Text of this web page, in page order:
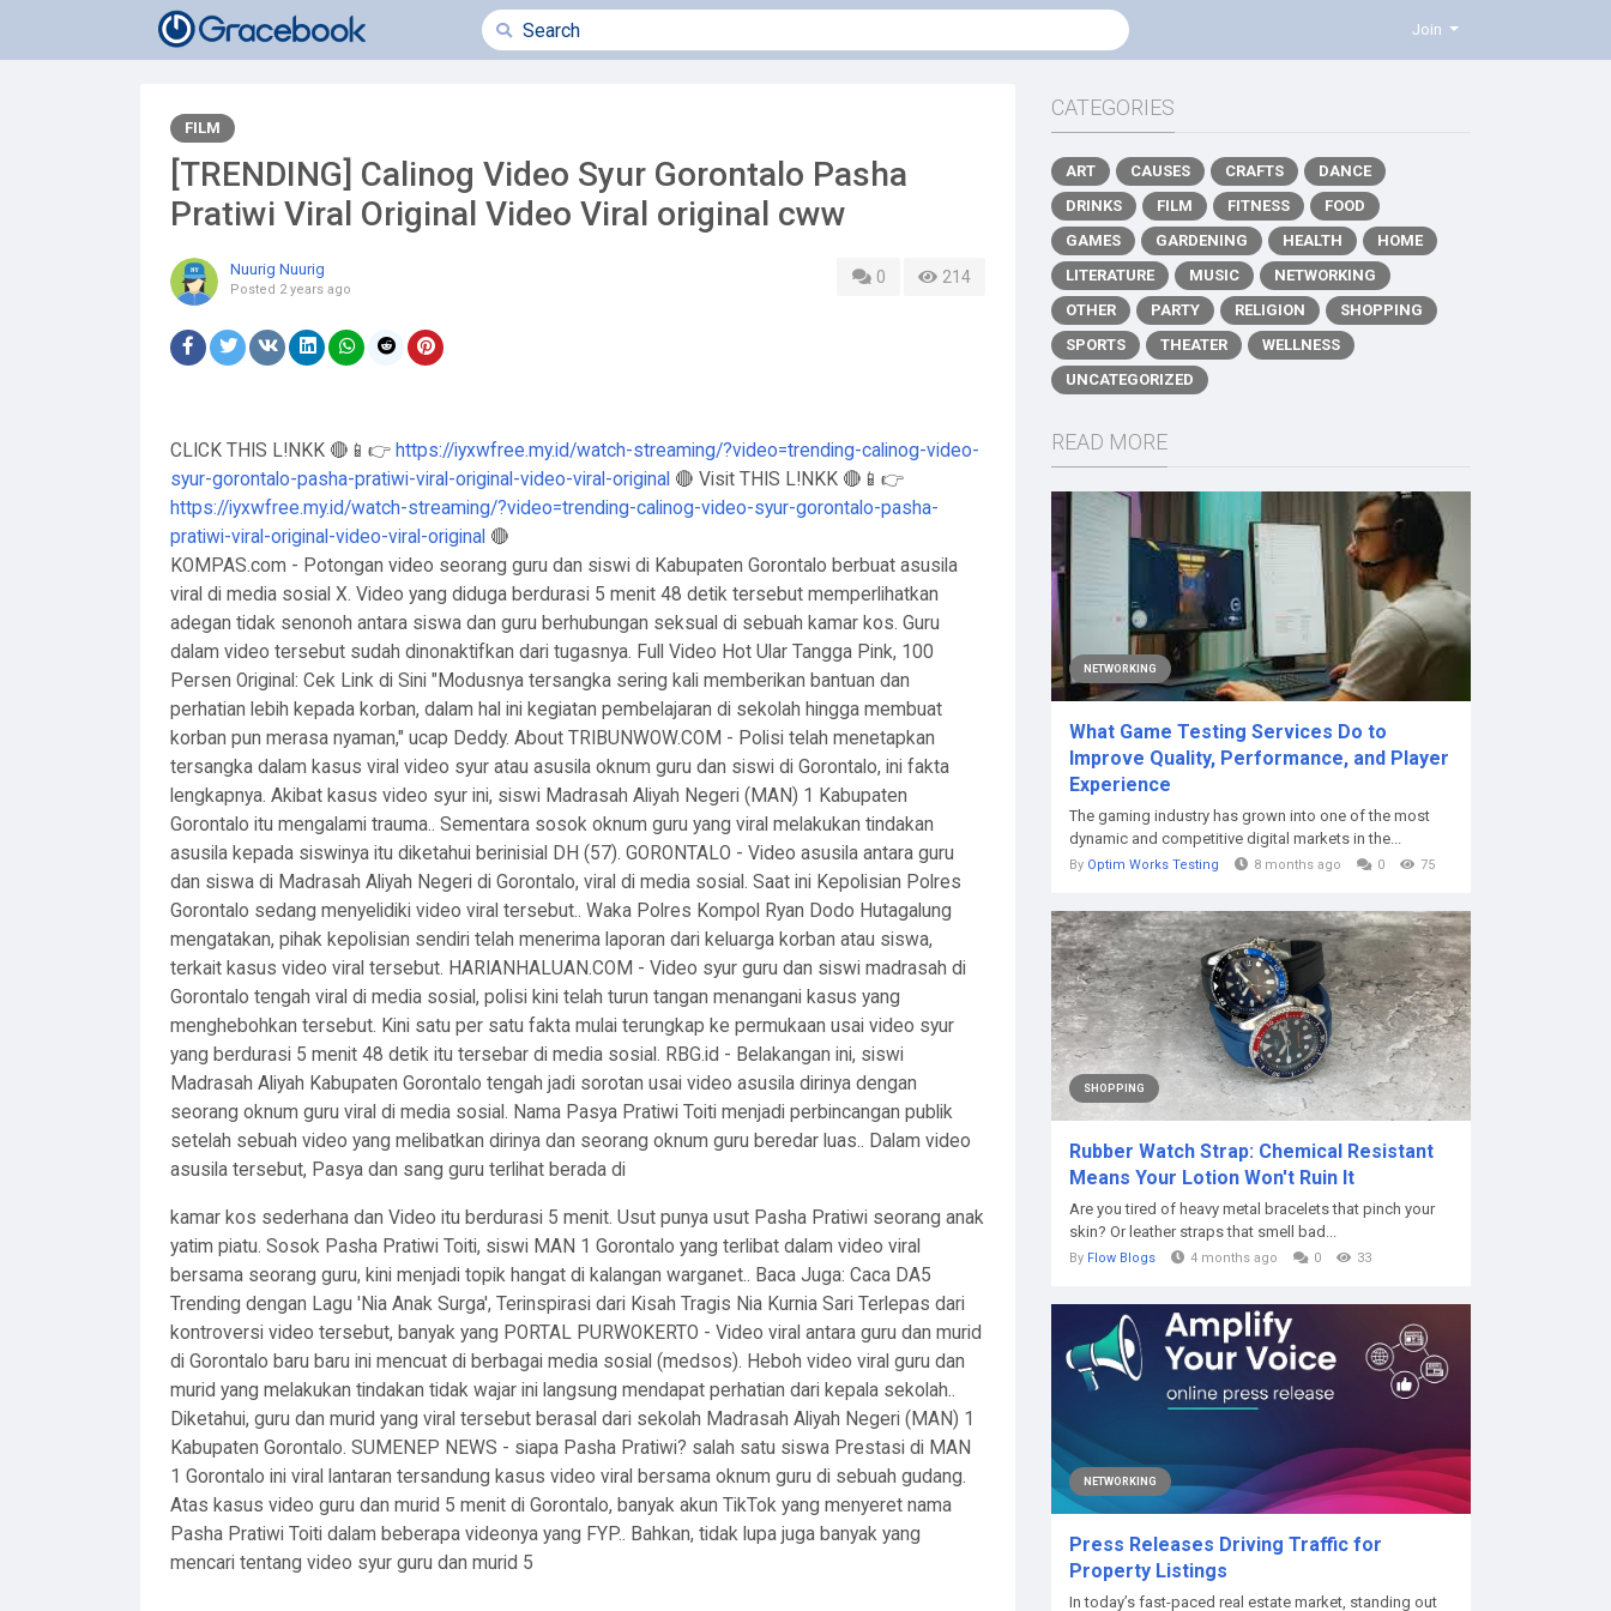
Join
FILM
[TRENDING] Calinog Video Syur Gorontalo Pasha
Pratiwi Viral Original Video Viral original cww
Nuurig Nuurig
Posted 2 years ago
0 214
CLICK THIS L!NKK 🔴📱👉 https://iyxwfree.my.id/watch-streaming/?video=trending-calinog-video-
syur-gorontalo-pasha-pratiwi-viral-original-video-viral-original 🔴 Visit THIS L!NKK 🔴📱👉
https://iyxwfree.my.id/watch-streaming/?video=trending-calinog-video-syur-gorontalo-pasha-
pratiwi-viral-original-video-viral-original 🔴
KOMPAS.com - Potongan video seorang guru dan siswi di Kabupaten Gorontalo berbuat asusila
viral di media sosial X. Video yang diduga berdurasi 5 menit 48 detik tersebut memperlihatkan
adegan tidak senonoh antara siswa dan guru berhubungan seksual di sebuah kamar kos. Guru
dalam video tersebut sudah dinonaktifkan dari tugasnya. Full Video Hot Ular Tangga Pink, 100
Persen Original: Cek Link di Sini "Modusnya tersangka sering kali memberikan bantuan dan
perhatian lebih kepada korban, dalam hal ini kegiatan pembelajaran di sekolah hingga membuat
korban pun merasa nyaman," ucap Deddy. About TRIBUNWOW.COM - Polisi telah menetapkan
tersangka dalam kasus viral video syur atau asusila oknum guru dan siswi di Gorontalo, ini fakta
lengkapnya. Akibat kasus video syur ini, siswi Madrasah Aliyah Negeri (MAN) 1 Kabupaten
Gorontalo itu mengalami trauma.. Sementara sosok oknum guru yang viral melakukan tindakan
asusila kepada siswinya itu diketahui berinisial DH (57). GORONTALO - Video asusila antara guru
dan siswa di Madrasah Aliyah Negeri di Gorontalo, viral di media sosial. Saat ini Kepolisian Polres
Gorontalo sedang menyelidiki video viral tersebut.. Waka Polres Kompol Ryan Dodo Hutagalung
mengatakan, pihak kepolisian sendiri telah menerima laporan dari keluarga korban atau siswa,
terkait kasus video viral tersebut. HARIANHALUAN.COM - Video syur guru dan siswi madrasah di
Gorontalo tengah viral di media sosial, polisi kini telah turun tangan menangani kasus yang
menghebohkan tersebut. Kini satu per satu fakta mulai terungkap ke permukaan usai video syur
yang berdurasi 5 menit 48 detik itu tersebar di media sosial. RBG.id - Belakangan ini, siswi
Madrasah Aliyah Kabupaten Gorontalo tengah jadi sorotan usai video asusila dirinya dengan
seorang oknum guru viral di media sosial. Nama Pasya Pratiwi Toiti menjadi perbincangan publik
setelah sebuah video yang melibatkan dirinya dan seorang oknum guru beredar luas.. Dalam video
asusila tersebut, Pasya dan sang guru terlihat berada di
kamar kos sederhana dan Video itu berdurasi 5 menit. Usut punya usut Pasha Pratiwi seorang anak
yatim piatu. Sosok Pasha Pratiwi Toiti, siswi MAN 1 Gorontalo yang terlibat dalam video viral
bersama seorang guru, kini menjadi topik hangat di kalangan warganet.. Baca Juga: Caca DA5
Trending dengan Lagu 'Nia Anak Surga', Terinspirasi dari Kisah Tragis Nia Kurnia Sari Terlepas dari
kontroversi video tersebut, banyak yang PORTAL PURWOKERTO - Video viral antara guru dan murid
di Gorontalo baru baru ini mencuat di berbagai media sosial (medsos). Heboh video viral guru dan
murid yang melakukan tindakan tidak wajar ini langsung mendapat perhatian dari kepala sekolah..
Diketahui, guru dan murid yang viral tersebut berasal dari sekolah Madrasah Aliyah Negeri (MAN) 1
Kabupaten Gorontalo. SUMENEP NEWS - siapa Pasha Pratiwi? salah satu siswa Prestasi di MAN
1 Gorontalo ini viral lantaran tersandung kasus video viral bersama oknum guru di sebuah gudang.
Atas kasus video guru dan murid 5 menit di Gorontalo, banyak akun TikTok yang menyeret nama
Pasha Pratiwi Toiti dalam beberapa videonya yang FYP.. Bahkan, tidak lupa juga banyak yang
mencari tentang video syur guru dan murid 5
CATEGORIES
ART CAUSES CRAFTS
DANCE
DRINKS
FILM FITNESS
FOOD
GAMES
GARDENING HEALTH
HOME
LITERATURE
MUSIC
NETWORKING
OTHER
PARTY RELIGION
SHOPPING
SPORTS
THEATER
WELLNESS
UNCATEGORIZED
READ MORE
NETWORKING
What Game Testing Services Do to
Improve Quality, Performance, and Player
Experience
The gaming industry has grown into one of the most
dynamic and competitive digital markets in the...
By Optim Works Testing 8 months ago 0 75
SHOPPING
Rubber Watch Strap: Chemical Resistant
Means Your Lotion Won't Ruin It
Are you tired of heavy metal bracelets that pinch your
skin? Or leather straps that smell bad...
By Flow Blogs 4 months ago 0 33
NETWORKING
Press Releases Driving Traffic for
Property Listings
In today’s fast-paced real estate market, standing out